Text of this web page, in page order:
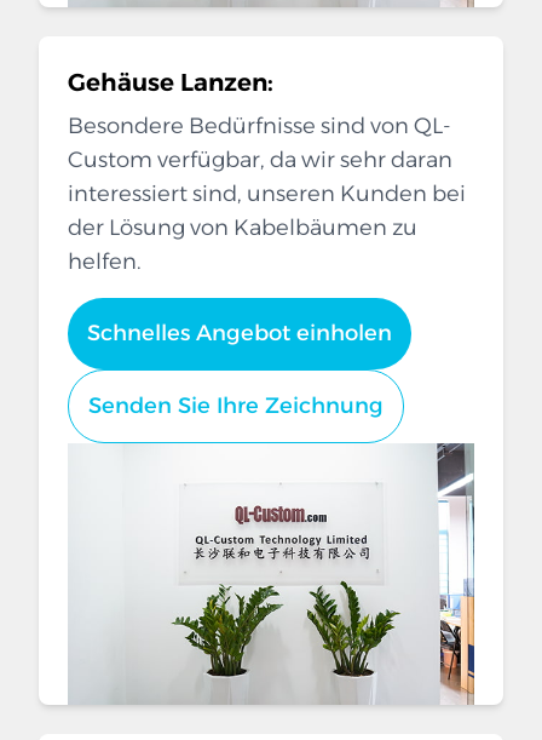
Gehäuse Lanzen:
Besondere Bedürfnisse sind von QL-
Custom verfügbar, da wir sehr daran
interessiert sind, unseren Kunden bei
der Lösung von Kabelbäumen zu
helfen.
Schnelles Angebot einholen
Senden Sie Ihre Zeichnung